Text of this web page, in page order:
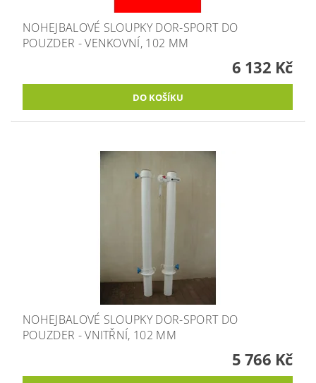
NOHEJBALOVÉ SLOUPKY DOR-SPORT DO
POUZDER - VENKOVNÍ, 102 MM
6 132 Kč
NOHEJBALOVÉ SLOUPKY DOR-SPORT DO
POUZDER - VNITŘNÍ, 102 MM
5 766 Kč